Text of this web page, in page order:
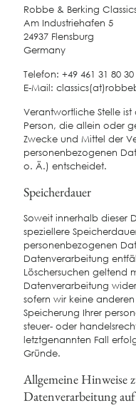
Robbe & Berking
Am Industriehafen 5
24937 Flensburg
Germany
Telefon: +49 461 31 80 30
E-Mail:
Verantwortliche Stelle
Person, die allein oder
Zwecke und Mittel der
personenbezogenen
o. Ä.) entscheidet.
Speicherdauer
Soweit innerhalb dieser
speziellere
personenbezogenen
Datenverarbeitung
Löschersuchen geltend
Datenverarbeitung
sofern wir keine
Speicherung Ihrer
steuer- oder
letztgenannten Fall
Gründe.
Allgemeine Hinweise
Datenverarbeitung auf